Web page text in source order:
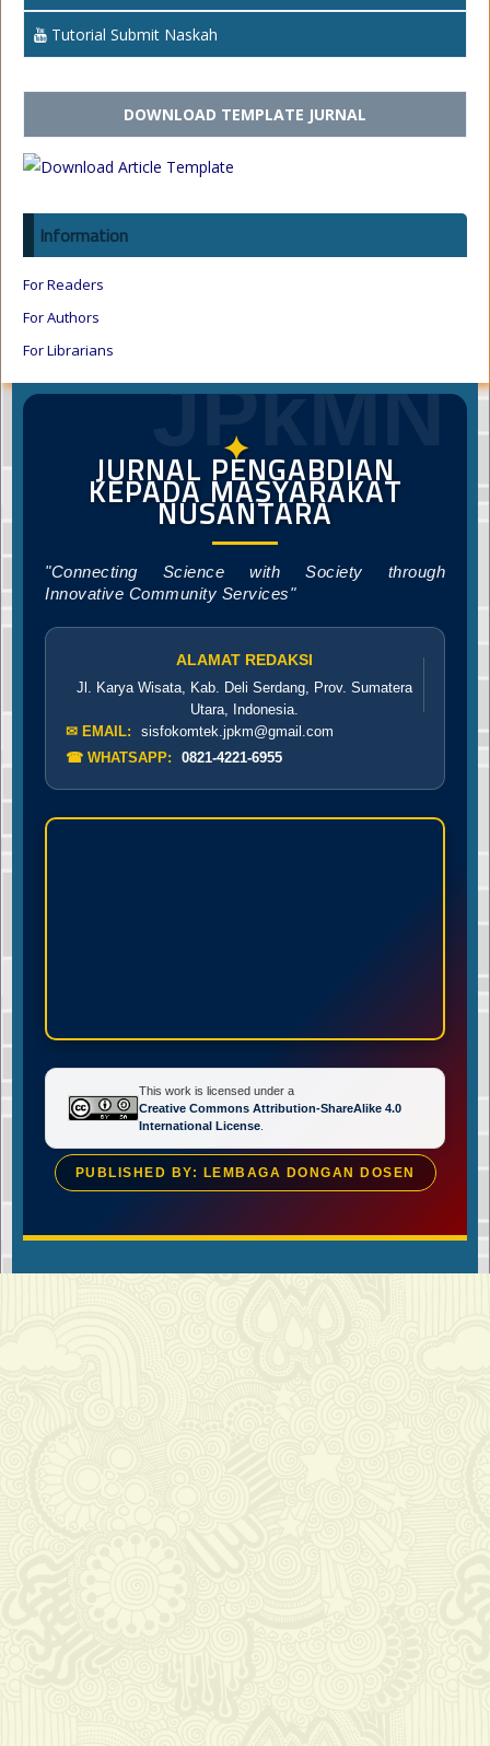
Tutorial Submit Naskah
DOWNLOAD TEMPLATE JURNAL
Information
For Readers
For Authors
For Librarians
JPkMN
✦
JURNAL PENGABDIAN
KEPADA MASYARAKAT
NUSANTARA
"Connecting Science with Society through
Innovative Community Services"
ALAMAT REDAKSI
Jl. Karya Wisata, Kab. Deli Serdang, Prov. Sumatera
Utara, Indonesia.
✉ EMAIL:
sisfokomtek.jpkm@gmail.com
☎ WHATSAPP:
0821-4221-6955
This work is licensed under a
Creative Commons Attribution-ShareAlike 4.0
International License
PUBLISHED BY: LEMBAGA DONGAN DOSEN